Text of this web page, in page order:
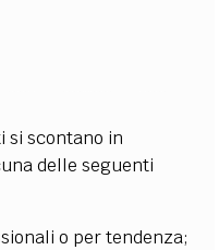
si scontano in
delle seguenti
o per tendenza;